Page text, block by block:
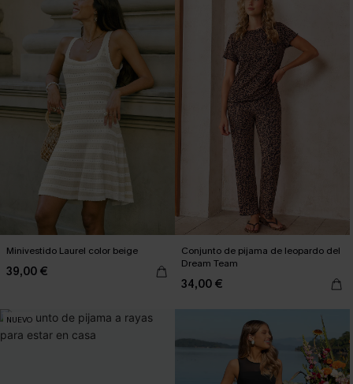
Minivestido Laurel color beige
39,00 €
Conjunto de pijama de leopardo del
Dream Team
34,00 €
NUEVO